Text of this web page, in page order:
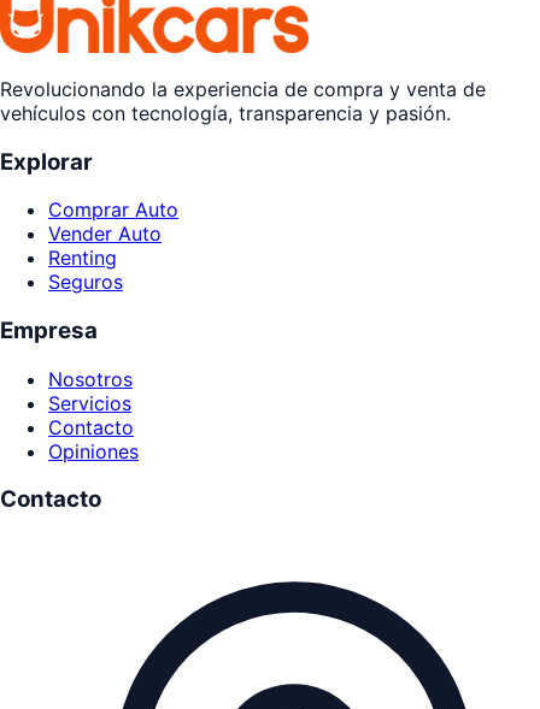
Revolucionando la experiencia de compra y venta de
vehículos con tecnología, transparencia y pasión.
Explorar
Comprar Auto
Vender Auto
Renting
Seguros
Empresa
Nosotros
Servicios
Contacto
Opiniones
Contacto